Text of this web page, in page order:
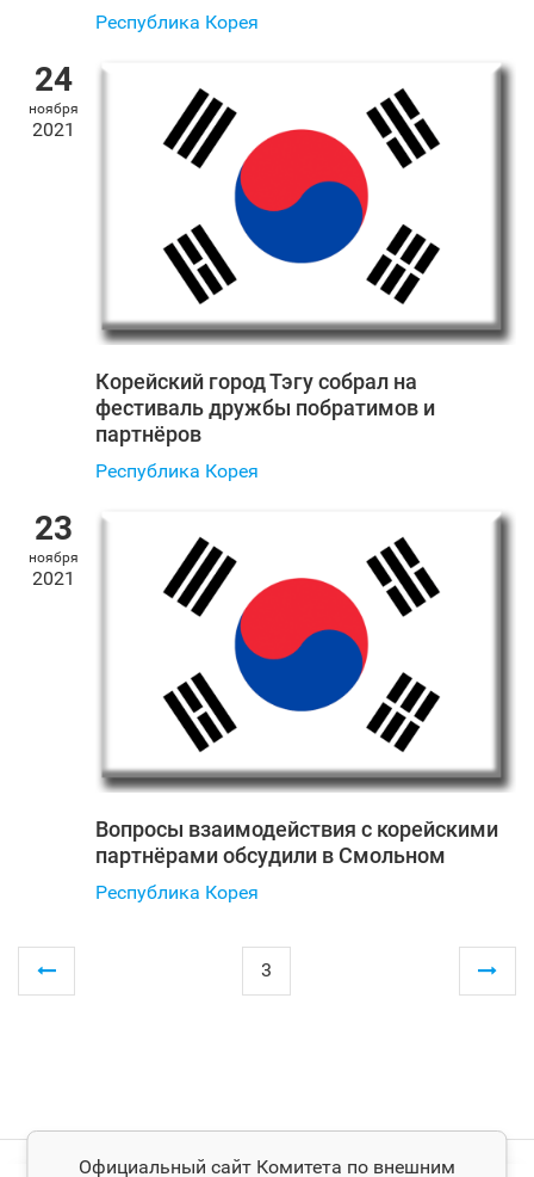
Республика Корея
24
ноября
2021
Корейский город Тэгу собрал на
фестиваль дружбы побратимов и
партнёров
Республика Корея
23
ноября
2021
Вопросы взаимодействия с корейскими
партнёрами обсудили в Смольном
Республика Корея
3
Официальный сайт Комитета по внешним